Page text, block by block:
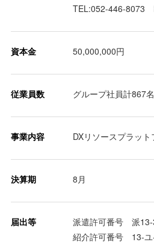
TEL:052-446-8073
資本金 50,000,000円
従業員数 グループ社員計867
事業内容 DXリソースプラッ
決算期 8月
届出等
派遣許可番号 派
紹介許可番号 13-ユ